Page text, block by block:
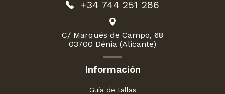
+34 744 251 286
C/ Marqués de Campo, 68
03700 Dénia (Alicante)
Información
Guía de tallas